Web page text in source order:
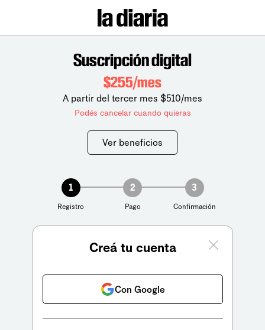
Suscripción digital
$255/mes
A partir del tercer mes $510/mes
Podés cancelar cuando quieras
Ver beneficios
1
Registro
2
Pago
3
Confirmación
Creá tu cuenta
Con Google